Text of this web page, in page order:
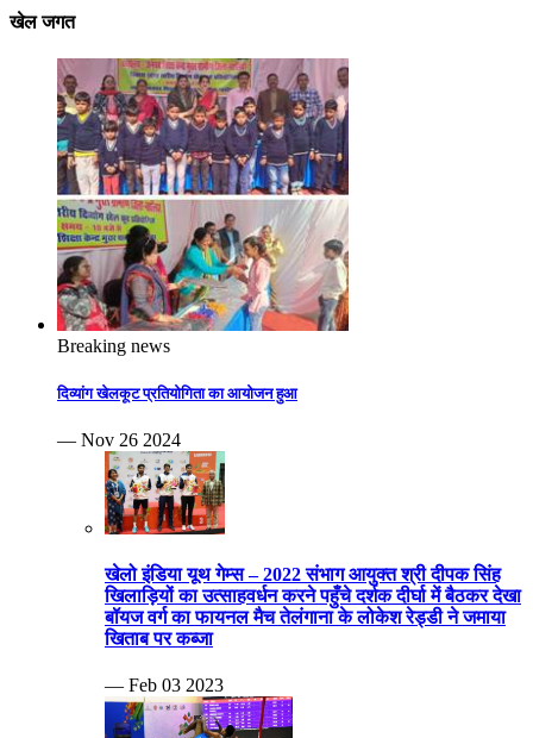
खेल जगत
Breaking news
दिव्यांग खेलकूट प्रतियोगिता का आयोजन हुआ
— Nov 26 2024
खेलो इंडिया यूथ गेम्स – 2022 संभाग आयुक्त श्री दीपक सिंह
खिलाड़ियों का उत्साहवर्धन करने पहुँचे दर्शक दीर्घा में बैठकर देखा
बॉयज वर्ग का फायनल मैच तेलंगाना के लोकेश रेड्डी ने जमाया
खिताब पर कब्जा
— Feb 03 2023